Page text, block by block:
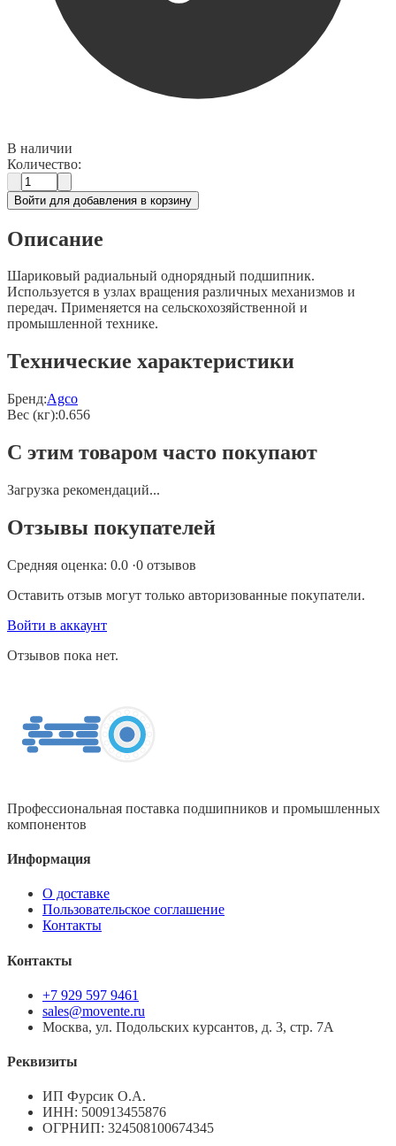
В наличии
Количество:
Войти для добавления в корзину
Описание
Шариковый радиальный однорядный подшипник.
Используется в узлах вращения различных механизмов и
передач. Применяется на сельскохозяйственной и
промышленной технике.
Технические характеристики
Бренд:Agco
Вес (кг):0.656
С этим товаром часто покупают
Загрузка рекомендаций...
Отзывы покупателей
Средняя оценка: 0.0 ·0 отзывов
Оставить отзыв могут только авторизованные покупатели.
Войти в аккаунт
Отзывов пока нет.
Профессиональная поставка подшипников и промышленных
компонентов
Информация
О доставке
Пользовательское соглашение
Контакты
Контакты
+7 929 597 9461
sales@movente.ru
Москва, ул. Подольских курсантов, д. 3, стр. 7А
Реквизиты
ИП Фурсик О.А.
ИНН: 500913455876
ОГРНИП: 324508100674345